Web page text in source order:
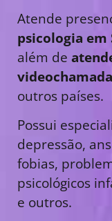
Atende
psicologia em
além de
outros países.
Possui
depressão,
fobias,
psicológicos
e outros.